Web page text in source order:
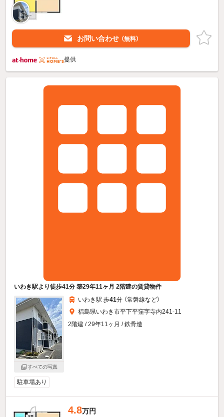
お問い合わせ （無料）
提供
いわき駅より徒歩41分 築29年11ヶ月 2階建の賃貸物件
すべての写真
いわき駅 歩41分 （常磐線など）
福島県いわき市平下平窪字寺内241-11
2階建 / 29年11ヶ月 / 鉄骨造
駐車場あり
4.8万円